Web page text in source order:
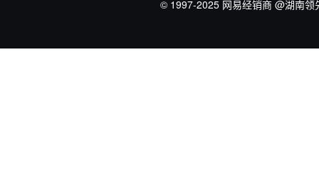
© 1997-2025 网易经销商 @湖南领